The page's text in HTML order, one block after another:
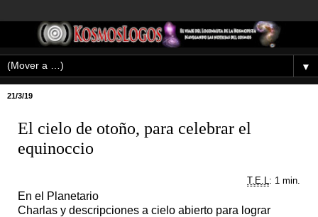
▼
21/3/19
El cielo de otoño, para celebrar el
equinoccio
T.E.L : 1 min.
En el Planetario
Charlas y descripciones a cielo abierto para lograr